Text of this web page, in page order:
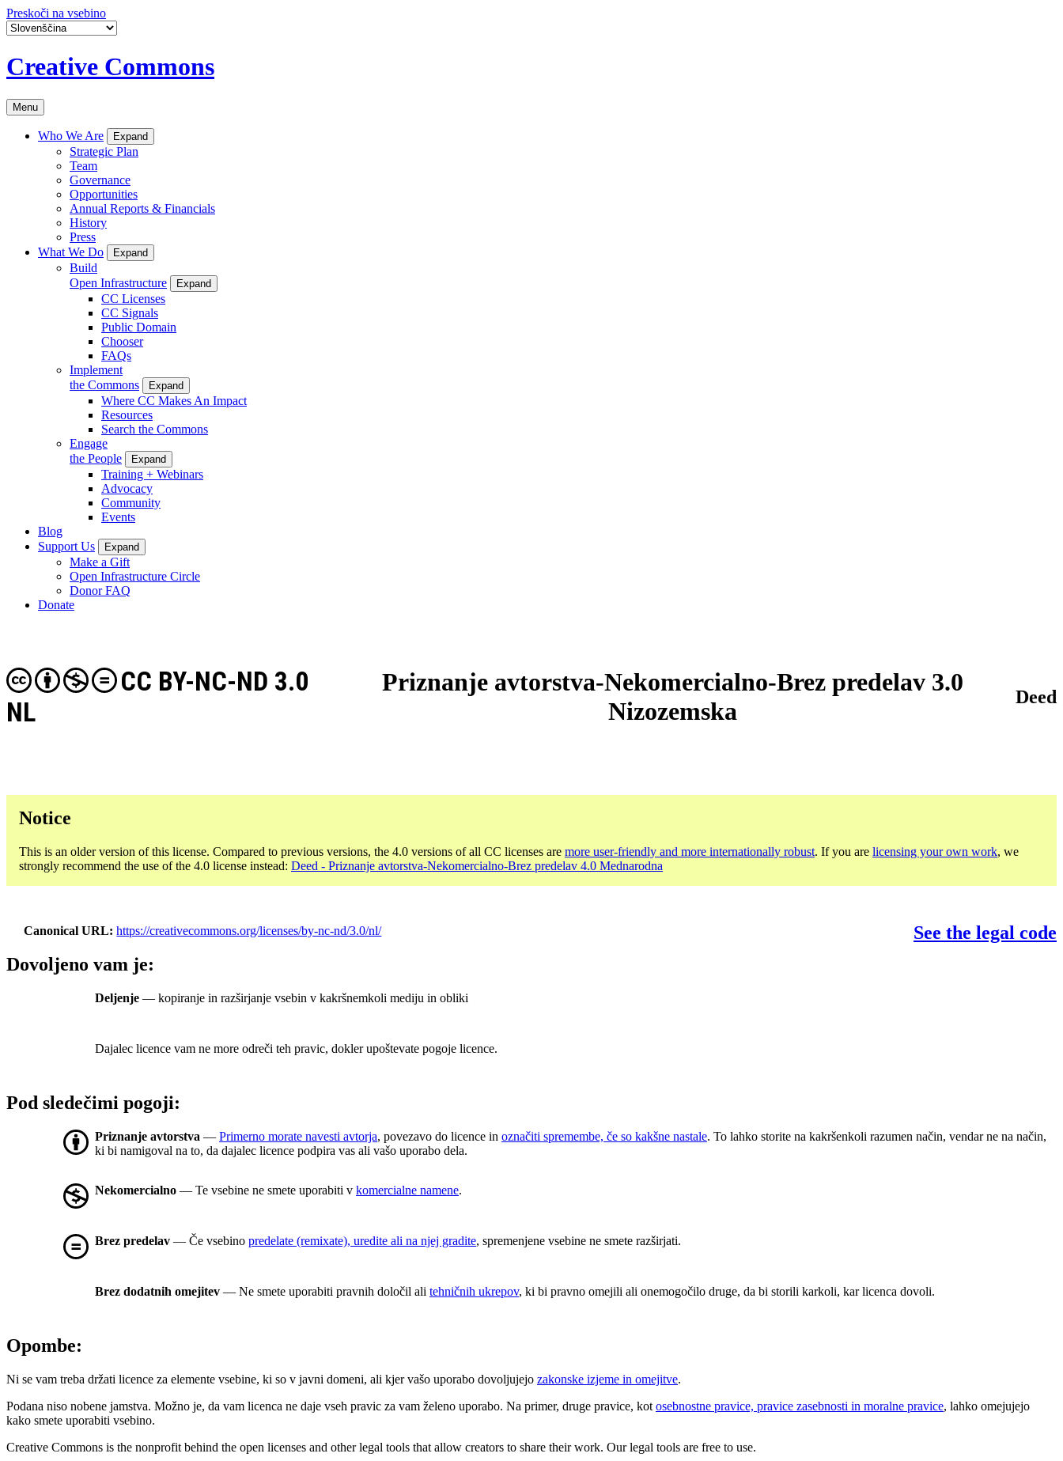
Preskoči na vsebino
Creative Commons
Menu
Who We Are Expand
Strategic Plan
Team
Governance
Opportunities
Annual Reports & Financials
History
Press
What We Do
Expand
Build
Open Infrastructure
Expand
CC Licenses
CC Signals
Public Domain
Chooser
FAQs
Implement
the Commons
Expand
Where CC Makes An Impact
Resources
Search the Commons
Engage
the People
Expand
Training + Webinars
Advocacy
Community
Events
Blog
Support Us
Expand
Make a Gift
Open Infrastructure Circle
Donor FAQ
Donate
Priznanje avtorstva-Nekomercialno-Brez predelav 3.0
Nizozemska
CC BY-NC-ND 3.0
NL
Deed
Notice
This is an older version of this license. Compared to previous versions, the 4.0 versions of all CC licenses are more user-friendly and more internationally robust. If you are licensing your own work, we
strongly recommend the use of the 4.0 license instead: Deed - Priznanje avtorstva-Nekomercialno-Brez predelav 4.0 Mednarodna
Canonical URL https://creativecommons.org/licenses/by-nc-nd/3.0/nl/
See the legal code
Dovoljeno vam je:
Deljenje — kopiranje in razširjanje vsebin v kakršnemkoli mediju in obliki
Dajalec licence vam ne more odreči teh pravic, dokler upoštevate pogoje licence.
Pod sledečimi pogoji:
Priznanje avtorstva — Primerno morate navesti avtorja, povezavo do licence in označiti spremembe, če so kakšne nastale. To lahko storite na kakršenkoli razumen način, vendar ne na način,
ki bi namigoval na to, da dajalec licence podpira vas ali vašo uporabo dela.
Nekomercialno — Te vsebine ne smete uporabiti v komercialne namene.
Brez predelav — Če vsebino predelate (remixate), uredite ali na njej gradite, spremenjene vsebine ne smete razširjati.
Brez dodatnih omejitev — Ne smete uporabiti pravnih določil ali tehničnih ukrepov, ki bi pravno omejili ali onemogočilo druge, da bi storili karkoli, kar licenca dovoli.
Opombe:
Ni se vam treba držati licence za elemente vsebine, ki so v javni domeni, ali kjer vašo uporabo dovoljujejo zakonske izjeme in omejitve.
Podana niso nobene jamstva. Možno je, da vam licenca ne daje vseh pravic za vam želeno uporabo. Na primer, druge pravice, kot osebnostne pravice, pravice zasebnosti in moralne pravice, lahko omejujejo
kako smete uporabiti vsebino.
Creative Commons is the nonprofit behind the open licenses and other legal tools that allow creators to share their work. Our legal tools are free to use.